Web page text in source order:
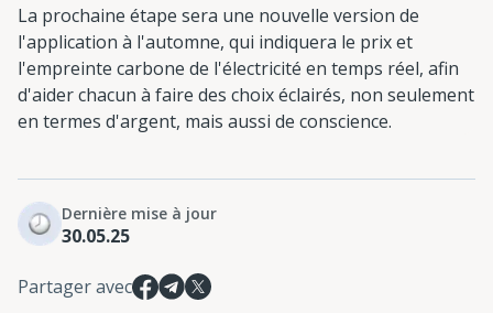
La prochaine étape sera une nouvelle version de
l'application à l'automne, qui indiquera le prix et
l'empreinte carbone de l'électricité en temps réel, afin
d'aider chacun à faire des choix éclairés, non seulement
en termes d'argent, mais aussi de conscience.
Dernière mise à jour
30.05.25
Partager avec